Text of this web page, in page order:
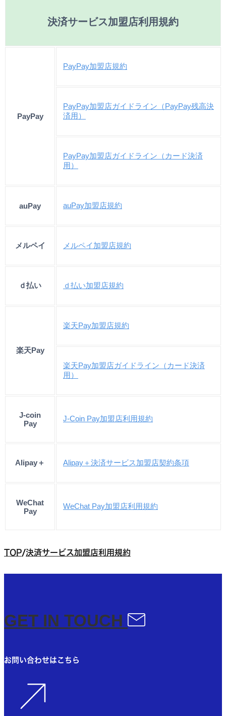
決済サービス加盟店利用規約
PayPay
PayPay加盟店規約
PayPay加盟店ガイドライン（PayPay残高決
済用）
PayPay加盟店ガイドライン（カード決済
用）
auPay auPay加盟店規約
メルペイ メルペイ加盟店規約
ｄ払い ｄ払い加盟店規約
楽天Pay
楽天Pay加盟店規約
楽天Pay加盟店ガイドライン（カード決済
用）
J-coin
Pay
J-Coin Pay加盟店利用規約
Alipay＋ Alipay＋決済サービス加盟店契約条項
WeChat
Pay
WeChat Pay加盟店利用規約
TOP/決済サービス加盟店利用規約​
GET IN TOUCH​
お問い合わせはこちら